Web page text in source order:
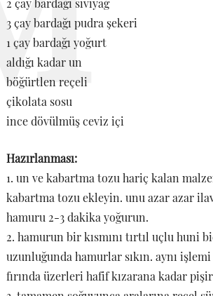
2 çay bardağı sıvıyağ
3 çay bardağı pudra şekeri
1 çay bardağı yoğurt
aldığı kadar un
böğürtlen reçeli
çikolata sosu
ince dövülmüş ceviz içi
Hazırlanması:
1. un ve kabartma tozu hariç kalan
kabartma tozu ekleyin. unu azar azar
hamuru 2-3 dakika yoğurun.
2. hamurun bir kısmını tırtıl uçlu huni
uzunluğunda hamurlar sıkın. aynı
fırında üzerleri hafif kızarana kadar